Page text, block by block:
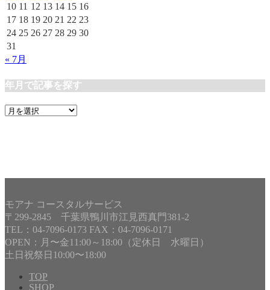
10 11 12 13 14 15 16
17 18 19 20 21 22 23
24 25 26 27 28 29 30
31
« 7月
年月で記事を探す
年
モアナ コースタルサービス
〒299-2845 千葉県鴨川市江見西真門381-2
TEL：04-7096-0173 FAX：04-7096-0171
OPEN：月〜金11:00～18:00（定休日 水曜日）
土日祝祭日10:00〜18:00
TOP
SHOP